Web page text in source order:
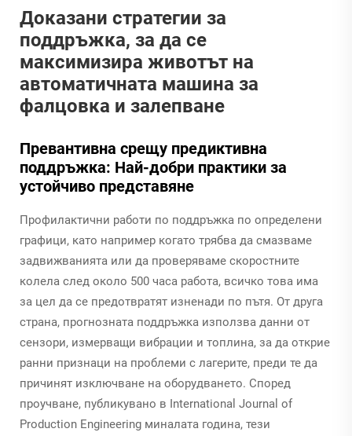
Доказани стратегии за
поддръжка, за да се
максимизира животът на
автоматичната машина за
фалцовка и залепване
Превантивна срещу предиктивна
поддръжка: Най-добри практики за
устойчиво представяне
Профилактични работи по поддръжка по определени
графици, като например когато трябва да смазваме
задвижванията или да проверяваме скоростните
колела след около 500 часа работа, всичко това има
за цел да се предотвратят изненади по пътя. От друга
страна, прогнозната поддръжка използва данни от
сензори, измерващи вибрации и топлина, за да открие
ранни признаци на проблеми с лагерите, преди те да
причинят изключване на оборудването. Според
проучване, публикувано в International Journal of
Production Engineering миналата година, тези